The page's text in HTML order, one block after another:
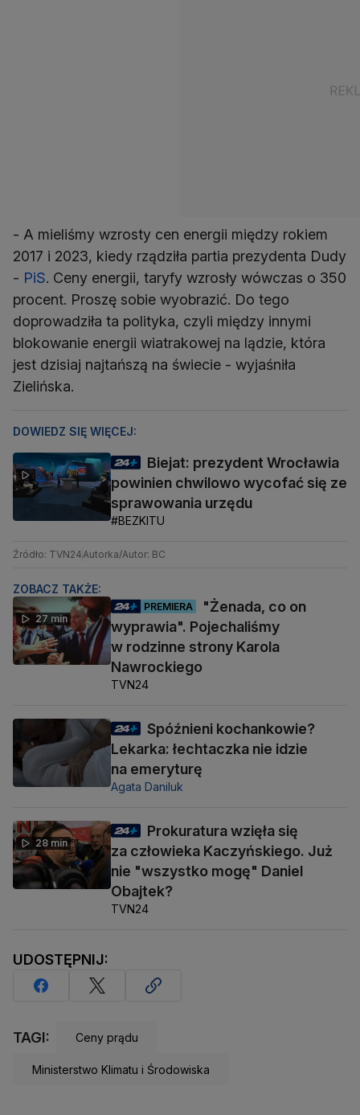
- A mieliśmy wzrosty cen energii między rokiem
2017 i 2023, kiedy rządziła partia prezydenta Dudy
- PiS. Ceny energii, taryfy wzrosły wówczas o 350
procent. Proszę sobie wyobrazić. Do tego
doprowadziła ta polityka, czyli między innymi
blokowanie energii wiatrakowej na lądzie, która
jest dzisiaj najtańszą na świecie - wyjaśniła
Zielińska.
DOWIEDZ SIĘ WIĘCEJ:
Biejat: prezydent Wrocławia
powinien chwilowo wycofać się ze
sprawowania urzędu
#BEZKITU
Źródło: TVN24Autorka/Autor: BC
ZOBACZ TAKŻE:
27 min
PREMIERA
"Żenada, co on
wyprawia". Pojechaliśmy
w rodzinne strony Karola
Nawrockiego
TVN24
Spóźnieni kochankowie?
Lekarka: łechtaczka nie idzie
na emeryturę
Agata Daniluk
28 min
Prokuratura wzięła się
za człowieka Kaczyńskiego. Już
nie "wszystko mogę" Daniel
Obajtek?
TVN24
UDOSTĘPNIJ:
TAGI: Ceny prądu
Ministerstwo Klimatu i Środowiska